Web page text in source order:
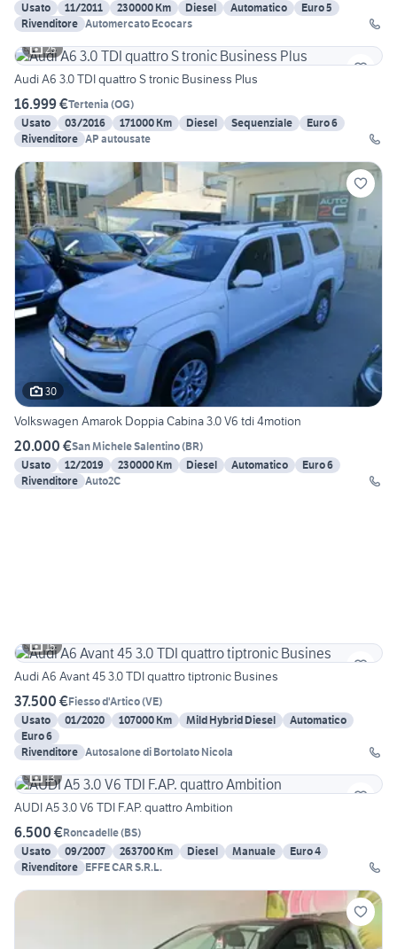
Usato
11/2011 230000 Km Diesel Automatico
Euro 5
Rivenditore Automercato Ecocars
25
Audi A6 3.0 TDI quattro S tronic Business Plus
16.999 €Tertenia (OG)
Usato
03/2016 171000 Km Diesel Sequenziale
Euro 6
Rivenditore AP autousate
30
Volkswagen Amarok Doppia Cabina 3.0 V6 tdi 4motion
20.000 €San Michele Salentino(BR)
Usato
12/2019 230000 Km Diesel Automatico
Euro 6
Rivenditore Auto2C
15
Audi A6 Avant 45 3.0 TDI quattro tiptronic Busines
37.500 €Fiesso d'Artico(VE)
Usato
01/2020 107000 Km Mild Hybrid Diesel
Automatico
Euro 6
Rivenditore Autosalone di Bortolato Nicola
13
AUDI A5 3.0 V6 TDI F.AP. quattro Ambition
6.500 €Roncadelle(BS)
Usato
09/2007 263700 Km Diesel Manuale
Euro 4
Rivenditore EFFE CAR S.R.L.